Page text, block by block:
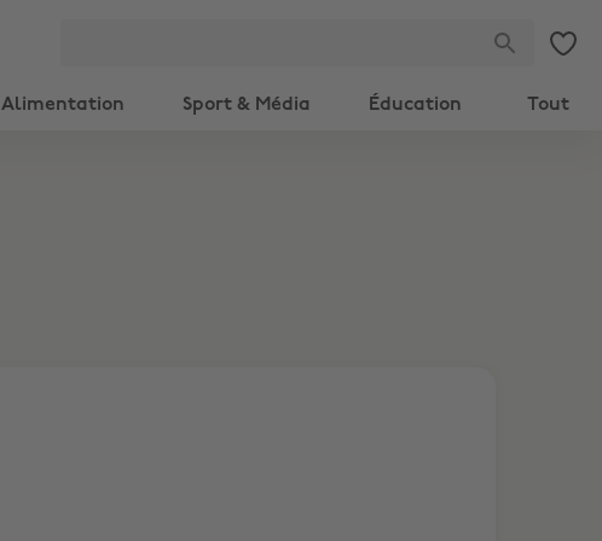
Alimentation Sport & Média Éducation Tout